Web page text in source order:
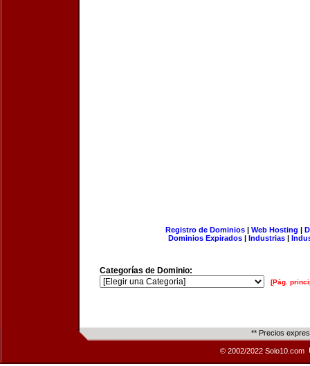
Registro de Dominios| Web Hosting |
Dominios Expirados | Industrias |
Categorías de Dominio:
[Pág.
** Precios
© 2002/2022 Solo10.com